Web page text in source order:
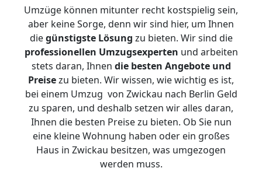
Umzüge können mitunter recht kostspielig sein,
aber keine Sorge, denn wir sind hier, um Ihnen
diegünstigste Lösung zu bieten. Wir sind die
professionellen Umzugsexperten und arbeiten
stets daran, Ihnen die besten Angebote und
Preisezu bieten. Wir wissen, wie wichtig es ist,
bei einem Umzug von Zwickau nach Berlin Geld
zu sparen, und deshalb setzen wir alles daran,
Ihnen die besten Preise zu bieten. Ob Sie nun
eine kleine Wohnung haben oder ein großes
Haus in Zwickau besitzen, was umgezogen
werden muss.